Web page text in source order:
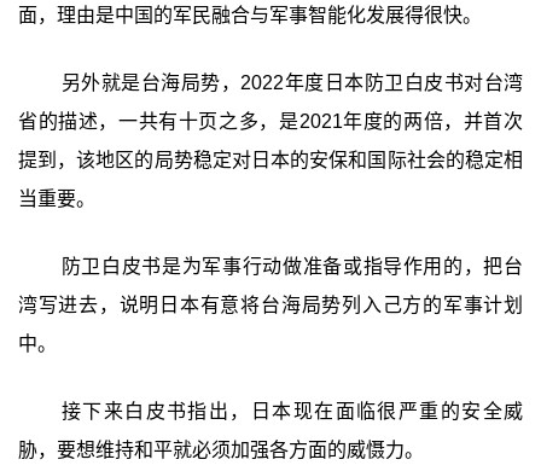
面，理由是中国的军民融合与军事智能化发展得很快。
另外就是台海局势，2022年度日本防卫白皮书对台湾
省的描述，一共有十页之多，是2021年度的两倍，并首次
提到，该地区的局势稳定对日本的安保和国际社会的稳定相
当重要。
防卫白皮书是为军事行动做准备或指导作用的，把台
湾写进去，说明日本有意将台海局势列入己方的军事计划
中。
接下来白皮书指出，日本现在面临很严重的安全威
胁，要想维持和平就必须加强各方面的威慑力。